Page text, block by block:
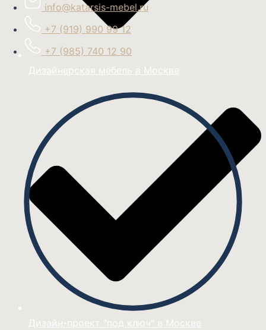
info@katarsis-mebel.ru
+7 (919) 990 99 12
+7 (985) 740 12 90
Дизайнерская мебель в Москве
Дизайн-проект "под ключ" в Москве